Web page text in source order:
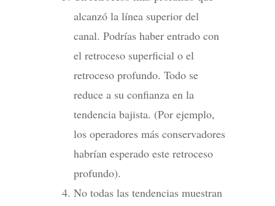
alcanzó la línea superior del
canal. Podrías haber entrado con
el retroceso superficial o el
retroceso profundo. Todo se
reduce a su confianza en la
tendencia bajista. (Por ejemplo,
los operadores más conservadores
habrían esperado este retroceso
profundo).
No todas las tendencias muestran